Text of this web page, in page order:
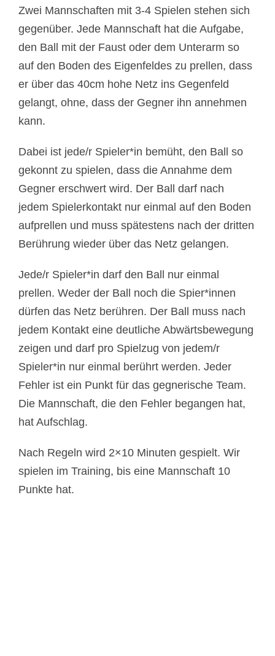
Zwei Mannschaften mit 3-4 Spielen stehen sich
gegenüber. Jede Mannschaft hat die Aufgabe,
den Ball mit der Faust oder dem Unterarm so
auf den Boden des Eigenfeldes zu prellen, dass
er über das 40cm hohe Netz ins Gegenfeld
gelangt, ohne, dass der Gegner ihn annehmen
kann.
Dabei ist jede/r Spieler*in bemüht, den Ball so
gekonnt zu spielen, dass die Annahme dem
Gegner erschwert wird. Der Ball darf nach
jedem Spielerkontakt nur einmal auf den Boden
aufprellen und muss spätestens nach der dritten
Berührung wieder über das Netz gelangen.
Jede/r Spieler*in darf den Ball nur einmal
prellen. Weder der Ball noch die Spier*innen
dürfen das Netz berühren. Der Ball muss nach
jedem Kontakt eine deutliche Abwärtsbewegung
zeigen und darf pro Spielzug von jedem/r
Spieler*in nur einmal berührt werden. Jeder
Fehler ist ein Punkt für das gegnerische Team.
Die Mannschaft, die den Fehler begangen hat,
hat Aufschlag.
Nach Regeln wird 2×10 Minuten gespielt. Wir
spielen im Training, bis eine Mannschaft 10
Punkte hat.